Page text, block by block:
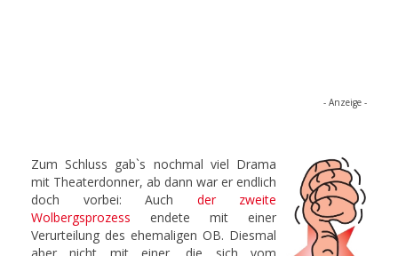
- Anzeige -
Zum Schluss gab`s nochmal viel Drama
mit Theaterdonner, ab dann war er endlich
doch vorbei: Auch der zweite
Wolbergsprozess endete mit einer
Verurteilung des ehemaligen OB. Diesmal